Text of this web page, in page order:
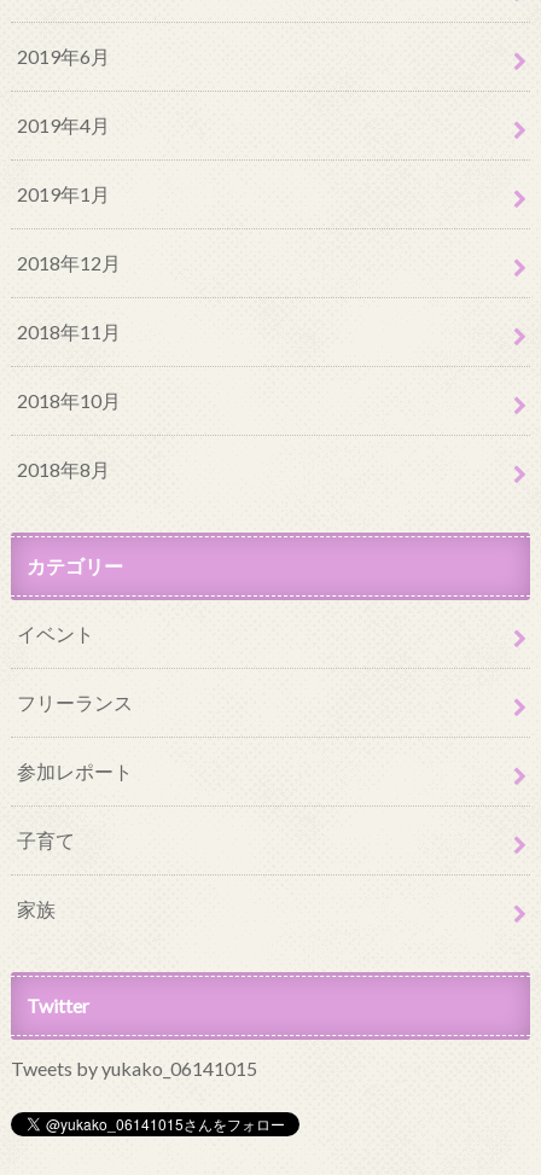
2019年6月
2019年4月
2019年1月
2018年12月
2018年11月
2018年10月
2018年8月
カテゴリー
イベント
フリーランス
参加レポート
子育て
家族
Twitter
Tweets by yukako_06141015